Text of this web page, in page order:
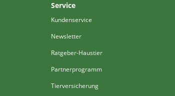
Service
Kundenservice
Newsletter
Ratgeber-Haustier
Partnerprogramm
Tierversicherung